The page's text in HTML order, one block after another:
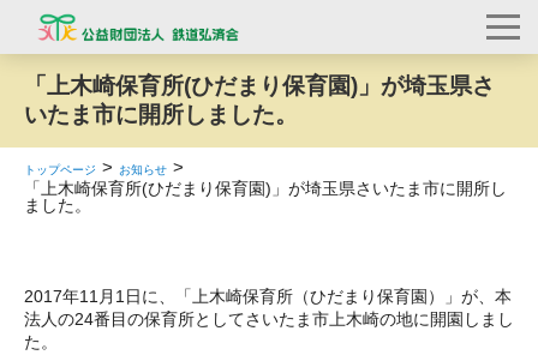
「上木崎保育所(ひだまり保育園)」が埼玉県さ
いたま市に開所しました。
トップページ お知らせ
「上木崎保育所(ひだまり保育園)」が埼玉県さいたま市に開所し
ました。
2017年11月1日に、「上木崎保育所（ひだまり保育園）」が、本
法人の24番目の保育所としてさいたま市上木崎の地に開園しまし
た。